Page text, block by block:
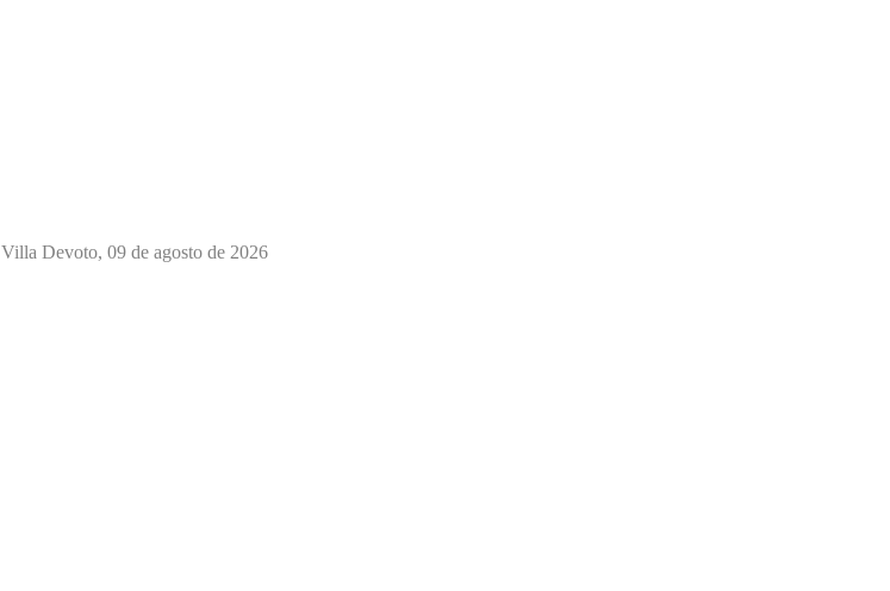
Villa Devoto, 09 de agosto de 2026